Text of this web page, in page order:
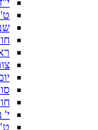
י'